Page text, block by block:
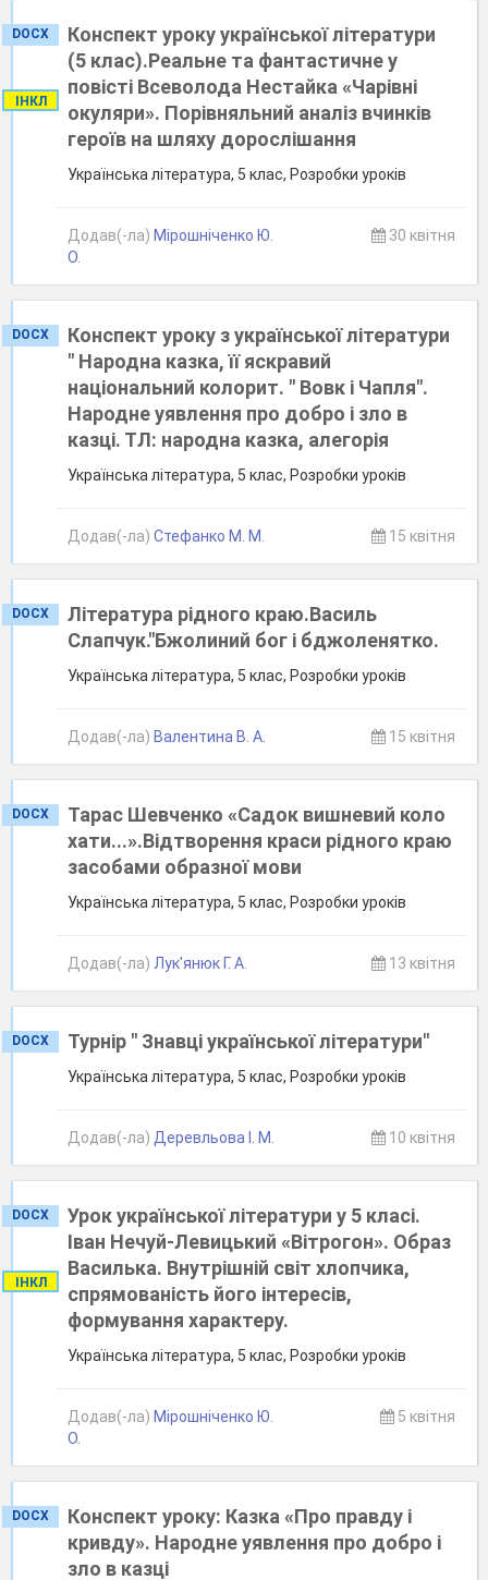
DOCX
ІНКЛ
Конспект уроку української літератури
(5 клас).Реальне та фантастичне у
повісті Всеволода Нестайка «Чарівні
окуляри». Порівняльний аналіз вчинків
героїв на шляху дорослішання
Українська література, 5 клас, Розробки уроків
Додав(-ла) Мірошніченко Ю.
О.
30 квітня
DOCX
Конспект уроку з української літератури
" Народна казка, її яскравий
національний колорит. " Вовк і Чапля".
Народне уявлення про добро і зло в
казці. ТЛ: народна казка, алегорія
Українська література, 5 клас, Розробки уроків
Додав(-ла) Стефанко М. М. 15 квітня
DOCX
Література рідного краю.Василь
Слапчук."Бжолиний бог і бджоленятко.
Українська література, 5 клас, Розробки уроків
Додав(-ла) Валентина В. А. 15 квітня
DOCX
Тарас Шевченко «Садок вишневий коло
хати...».Відтворення краси рідного краю
засобами образної мови
Українська література, 5 клас, Розробки уроків
Додав(-ла) Лук'янюк Г. А. 13 квітня
DOCX Турнір " Знавці української літератури"
Українська література, 5 клас, Розробки уроків
Додав(-ла) Деревльова І. М. 10 квітня
DOCX
ІНКЛ
Урок української літератури у 5 класі.
Іван Нечуй-Левицький «Вітрогон». Образ
Василька. Внутрішній світ хлопчика,
спрямованість його інтересів,
формування характеру.
Українська література, 5 клас, Розробки уроків
Додав(-ла) Мірошніченко Ю.
О.
5 квітня
DOCX
Конспект уроку: Казка «Про правду і
кривду». Народне уявлення про добро і
зло в казці